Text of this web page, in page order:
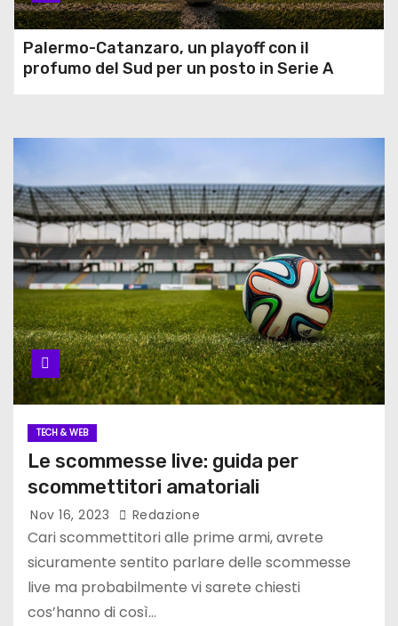
Palermo-Catanzaro, un playoff con il
profumo del Sud per un posto in Serie A
TECH & WEB
Le scommesse live: guida per
scommettitori amatoriali
Nov 16, 2023 Redazione
Cari scommettitori alle prime armi, avrete
sicuramente sentito parlare delle scommesse
live ma probabilmente vi sarete chiesti
cos’hanno di così…